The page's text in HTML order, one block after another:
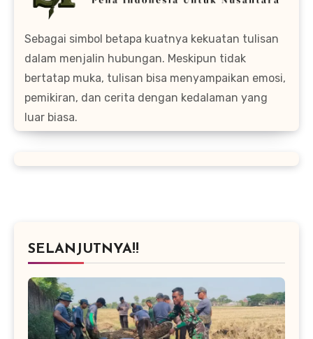
Sebagai simbol betapa kuatnya kekuatan tulisan
dalam menjalin hubungan. Meskipun tidak
bertatap muka, tulisan bisa menyampaikan emosi,
pemikiran, dan cerita dengan kedalaman yang
luar biasa.
SELANJUTNYA!!